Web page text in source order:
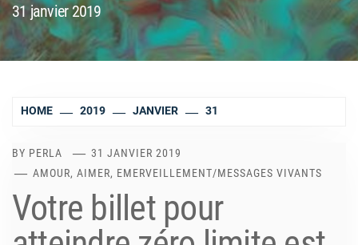
31 janvier 2019
HOME 2019 JANVIER 31
BY PERLA
31 JANVIER 2019
AMOUR, AIMER, EMERVEILLEMENT/MESSAGES VIVANTS
Votre billet pour